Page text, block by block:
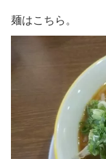
麺はこちら。